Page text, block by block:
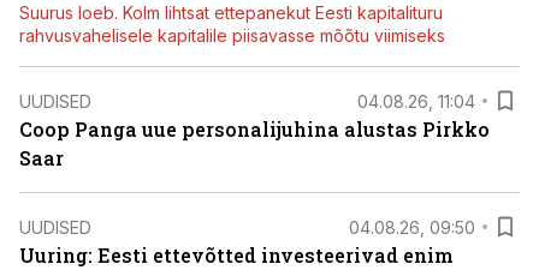
Suurus loeb. Kolm lihtsat ettepanekut Eesti kapitalituru
rahvusvahelisele kapitalile piisavasse mõõtu viimiseks
UUDISED 04.08.26, 11:04
Coop Panga uue personalijuhina alustas Pirkko
Saar
UUDISED 04.08.26, 09:50
Uuring: Eesti ettevõtted investeerivad enim